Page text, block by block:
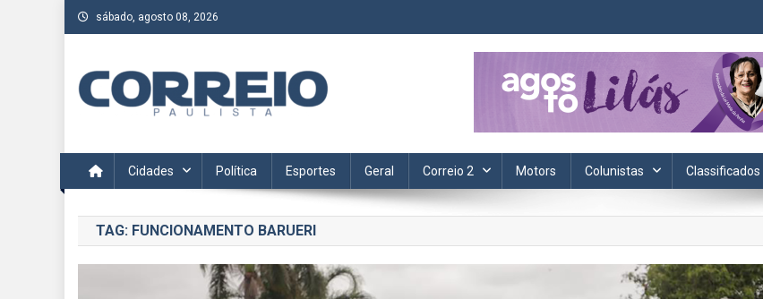
Skip
to
sábado, agosto 08, 2026
Acompanhe as últimas notícias da região no Correio Paulista. Informação, política, saúde, economia, esportes e cotidiano.
Cidades Política Esportes Geral Correio 2 Motors Colunistas Classificados
TAG: FUNCIONAMENTO BARUERI